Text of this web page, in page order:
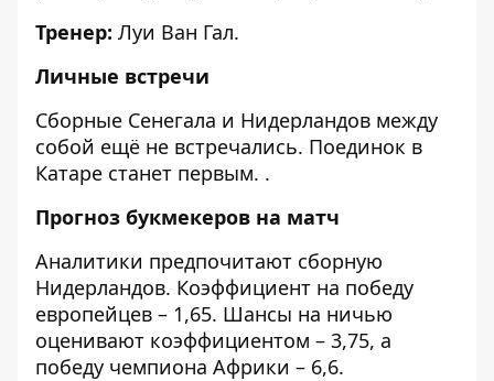
Тренер: Луи Ван Гал.
Личные встречи
Сборные Сенегала и Нидерландов между
собой ещё не встречались. Поединок в
Катаре станет первым. .
Прогноз букмекеров на матч
Аналитики предпочитают сборную
Нидерландов. Коэффициент на победу
европейцев – 1,65. Шансы на ничью
оценивают коэффициентом – 3,75, а
победу чемпиона Африки – 6,6.